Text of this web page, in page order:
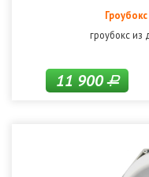
гроубокс из
11 900Р